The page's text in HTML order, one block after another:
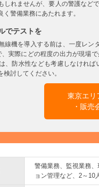
しれませんが、要人の警護など
く警備業務にあたれます。
でテストを
線機を導入する前は、一度レ
、実際にどの程度の出力が現場
、防水性なども考慮しなけれ
検討してください。
東京エリ
・販売
警備業務、監視業務
ョン管理など、2～10